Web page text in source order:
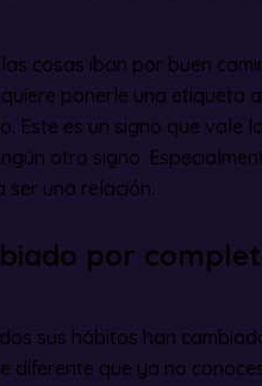
cosas iban por buen
ponerle una etiqueta
Este es un signo que vale
otro signo.
ser una relación.
por
sus hábitos han
diferente que ya no